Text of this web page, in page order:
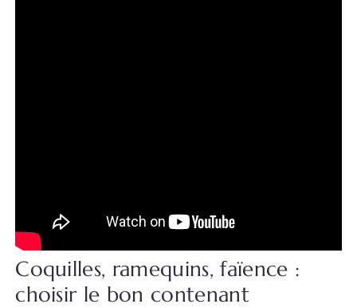
Coquilles, ramequins, faïence :
choisir le bon contenant